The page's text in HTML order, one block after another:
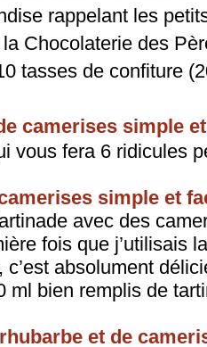
rappelant les
Chocolaterie des
tasses de confiture
camerises simple
vous fera 6 ridicules
simple et
avec des
fois que j’utilisais
absolument
ml bien remplis de
et de